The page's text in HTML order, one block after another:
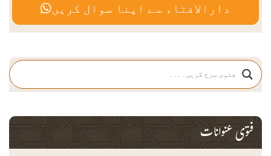
دارالافتاء سے اپنا سوال کریں
فتوی عنوانات